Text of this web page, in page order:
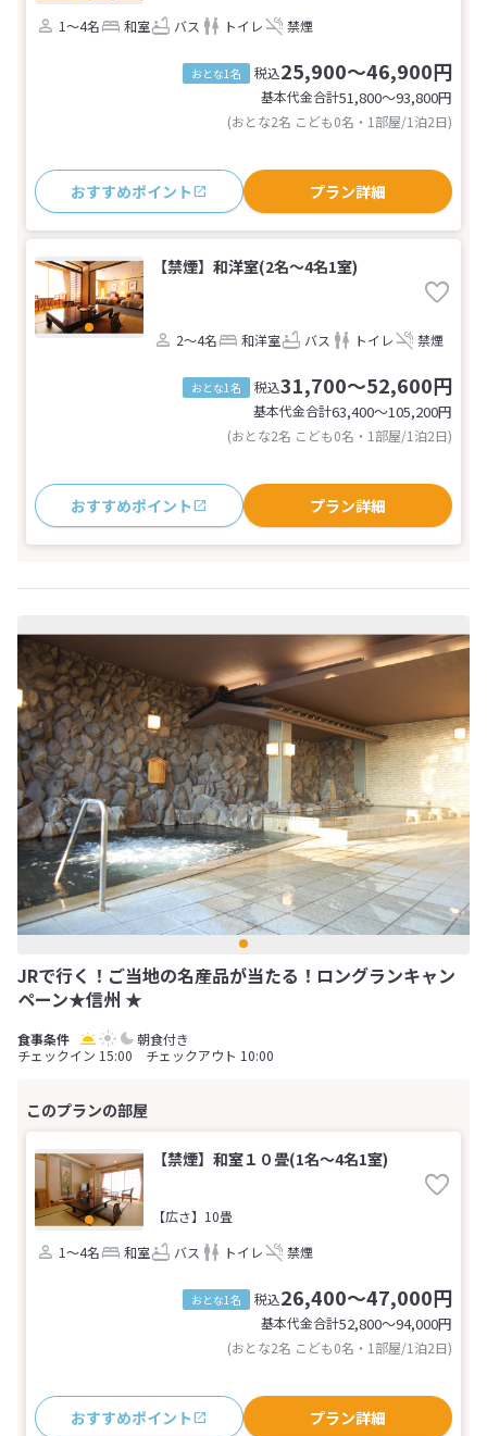
1～4名
和室 バス トイレ 禁煙
おとな1名 税込25,900～46,900円
基本代金合計51,800〜93,800円
(おとな2名 こども0名・1部屋/1泊2日)
おすすめポイント プラン詳細
【禁煙】和洋室(2名～4名1室)
2～4名 和洋室 バス トイレ 禁煙
おとな1名 税込31,700～52,600円
基本代金合計63,400〜105,200円
(おとな2名 こども0名・1部屋/1泊2日)
おすすめポイント プラン詳細
JRで行く！ご当地の名産品が当たる！ロングランキャン
ペーン★信州 ★
朝食付き
チェックイン 15:00 チェックアウト 10:00
【禁煙】和室１０畳(1名～4名1室)
【広さ】10畳
1～4名
和室 バス トイレ 禁煙
おとな1名 税込26,400～47,000円
基本代金合計52,800〜94,000円
(おとな2名 こども0名・1部屋/1泊2日)
おすすめポイント プラン詳細